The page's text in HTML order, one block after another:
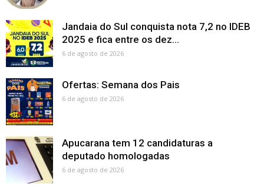
Jandaia do Sul conquista nota 7,2 no IDEB
2025 e fica entre os dez...
6 de agosto de 2026
Ofertas: Semana dos Pais
6 de agosto de 2026
Apucarana tem 12 candidaturas a
deputado homologadas
6 de agosto de 2026